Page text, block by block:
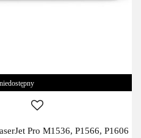
Pro M1536, P1566, P1606